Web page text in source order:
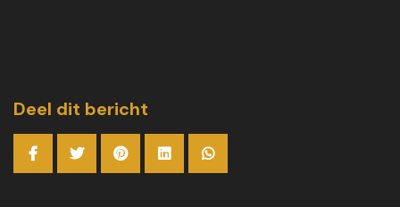
Deel dit bericht